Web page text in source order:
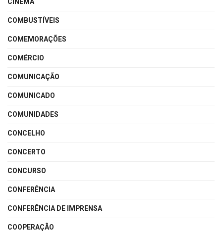
COMBUSTÍVEIS
COMEMORAÇÕES
COMÉRCIO
COMUNICAÇÃO
COMUNICADO
COMUNIDADES
CONCELHO
CONCERTO
CONCURSO
CONFERÊNCIA
CONFERÊNCIA DE IMPRENSA
COOPERAÇÃO